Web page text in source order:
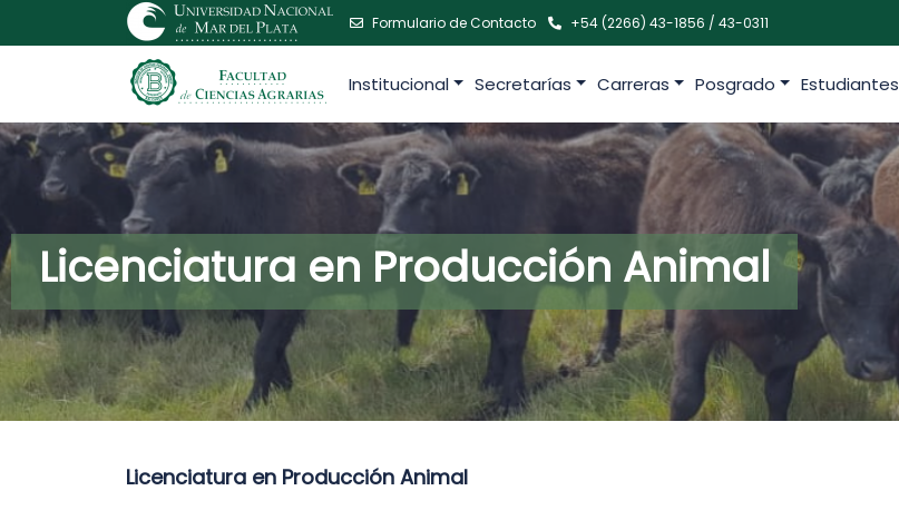
Formulario de Contacto +54 (2266) 43-1856 / 43-0311
Institucional Secretarías Carreras Posgrado Estudiantes
Licenciatura en Producción Animal
Licenciatura en Producción Animal